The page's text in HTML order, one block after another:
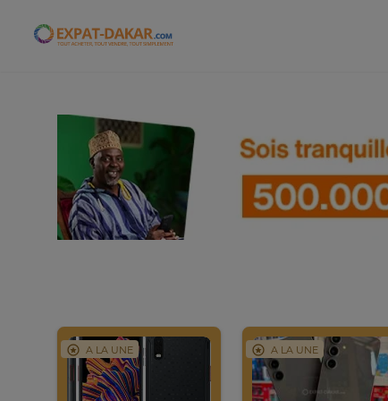
Expat-Dakar
A LA UNE A LA UNE